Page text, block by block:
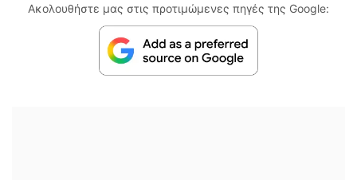
Ακολουθήστε μας στις προτιμώμενες πηγές της Google: